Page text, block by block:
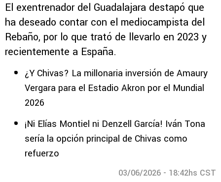
El exentrenador del Guadalajara destapó que
ha deseado contar con el mediocampista del
Rebaño, por lo que trató de llevarlo en 2023 y
recientemente a España.
¿Y Chivas? La millonaria inversión de Amaury
Vergara para el Estadio Akron por el Mundial
2026
¡Ni Elías Montiel ni Denzell García! Iván Tona
sería la opción principal de Chivas como
refuerzo
03/06/2026 - 18:42hs CST